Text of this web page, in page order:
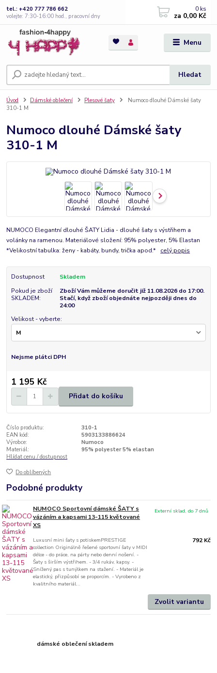
Menu
Hledat
tel.: +420 777 786 662
volejte: 7:30-16:00 hod., pracovní dny
0 ks
za 0,00 Kč
Úvod Dámské oblečení Plesové šaty
Numoco dlouhé Dámské šaty
310-1 M
Numoco dlouhé Dámské šaty
310-1 M
NUMOCO Elegantní dlouhé ŠATY Lidia - dlouhé šaty s výstřihem a
volánky na ramenou. Materiálové složení: 95% polyester, 5% Elastan
*Velikostní tabulka: ženy - kabáty, bundy, trička apod.* celý popis
Dostupnost
Skladem
Pokud je zboží
SKLADEM:
Zboží Vám můžeme doručit již 11.08.2026 do 17:00.
Stačí, když zboží objednáte nejpozději dnes do
24:00
Velikost - vyberte:
Nejsme plátci DPH
1 195 Kč
Přidat do košíku
Číslo produktu:
310-1
EAN kód:
5903133886624
Výrobce:
Numoco
Materiál:
95% polyester 5% elastan
Hlídat cenu / dostupnost
Do oblíbených
Podobné produkty
NUMOCO Sportovní dámské ŠATY s
vázáním a kapsami 13-115 květované
XS
Luxusní mini šaty s potiskemPRESTIGE
collection Originálně řešené sportovní šaty v MIDI
délce - do práce, na párty nebo denní nošení. -
Šaty s širším výstřihem. - 3/4 rukáv, kapsy. -
Snížený pas s tunýlkem na stažení. - Materiál je
elastický, přizpůsobí se proporcím. - Vyrobeno z
kvalitního materiál...
792 Kč
Externí sklad, do 7 dnů
Zvolit variantu
dámské oblečení skladem